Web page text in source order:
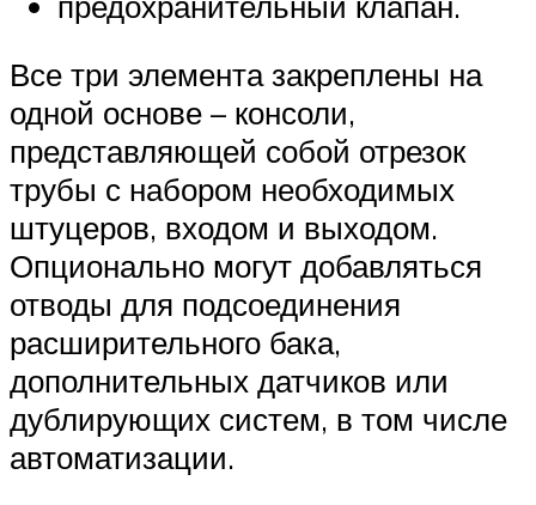
Все три элемента закреплены на
одной основе – консоли,
представляющей собой отрезок
трубы с набором необходимых
штуцеров, входом и выходом.
Опционально могут добавляться
отводы для подсоединения
расширительного бака,
дополнительных датчиков или
дублирующих систем, в том числе
автоматизации.